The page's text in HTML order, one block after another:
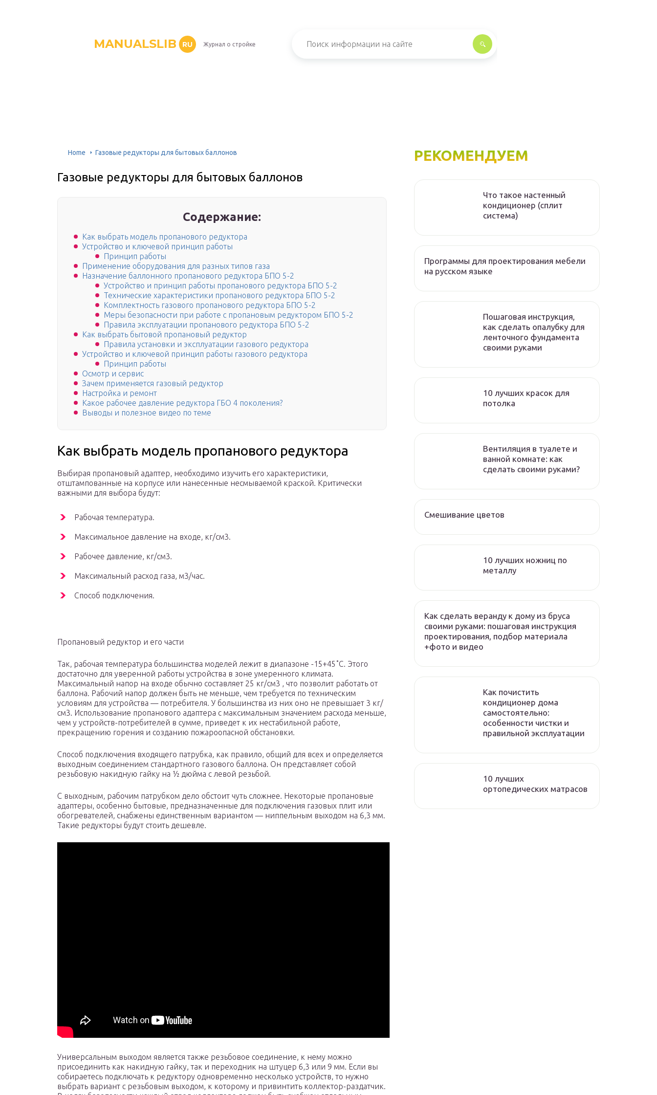
MANUALSLIB RU Журнал о стройке
Home Газовые редукторы для бытовых баллонов
Газовые редукторы для бытовых баллонов
Содержание:
Как выбрать модель пропанового редуктора
Устройство и ключевой принцип работы
Принцип работы
Применение оборудования для разных типов газа
Назначение баллонного пропанового редуктора БПО 5-2
Устройство и принцип работы пропанового редуктора БПО 5-2
Технические характеристики пропанового редуктора БПО 5-2
Комплектность газового пропанового редуктора БПО 5-2
Меры безопасности при работе с пропановым редуктором БПО 5-2
Правила эксплуатации пропанового редуктора БПО 5-2
Как выбрать бытовой пропановый редуктор
Правила установки и эксплуатации газового редуктора
Устройство и ключевой принцип работы газового редуктора
Принцип работы
Осмотр и сервис
Зачем применяется газовый редуктор
Настройка и ремонт
Какое рабочее давление редуктора ГБО 4 поколения?
Выводы и полезное видео по теме
Как выбрать модель пропанового редуктора
Выбирая пропановый адаптер, необходимо изучить его характеристики,
отштампованные на корпусе или нанесенные несмываемой краской. Критически
важными для выбора будут:
Рабочая температура.
Максимальное давление на входе, кг/см3.
Рабочее давление, кг/см3.
Максимальный расход газа, м3/час.
Способ подключения.
Пропановый редуктор и его части
Так, рабочая температура большинства моделей лежит в диапазоне -15+45˚С. Этого
достаточно для уверенной работы устройства в зоне умеренного климата.
Максимальный напор на входе обычно составляет 25 кг/см3 , что позволит работать от
баллона. Рабочий напор должен быть не меньше, чем требуется по техническим
условиям для устройства — потребителя. У большинства из них оно не превышает 3 кг/
см3. Использование пропанового адаптера с максимальным значением расхода меньше,
чем у устройств-потребителей в сумме, приведет к их нестабильной работе,
прекращению горения и созданию пожароопасной обстановки.
Способ подключения входящего патрубка, как правило, общий для всех и определяется
выходным соединением стандартного газового баллона. Он представляет собой
резьбовую накидную гайку на ½ дюйма с левой резьбой.
С выходным, рабочим патрубком дело обстоит чуть сложнее. Некоторые пропановые
адаптеры, особенно бытовые, предназначенные для подключения газовых плит или
обогревателей, снабжены единственным вариантом — ниппельным выходом на 6,3 мм.
Такие редукторы будут стоить дешевле.
Универсальным выходом является также резьбовое соединение, к нему можно
присоединить как накидную гайку, так и переходник на штуцер 6,3 или 9 мм. Если вы
собираетесь подключать к редуктору одновременно несколько устройств, то нужно
выбрать вариант с резьбовым выходом, к которому и привинтить коллектор-раздатчик.
РЕКОМЕНДУЕМ
Что такое настенный
кондиционер (сплит
система)
Программы для проектирования мебели
на русском языке
Пошаговая инструкция,
как сделать опалубку для
ленточного фундамента
своими руками
10 лучших красок для
потолка
Вентиляция в туалете и
ванной комнате: как
сделать своими руками?
Смешивание цветов
10 лучших ножниц по
металлу
Как сделать веранду к дому из бруса
своими руками: пошаговая инструкция
проектирования, подбор материала
+фото и видео
Как почистить
кондиционер дома
самостоятельно:
особенности чистки и
правильной эксплуатации
10 лучших
ортопедических матрасов